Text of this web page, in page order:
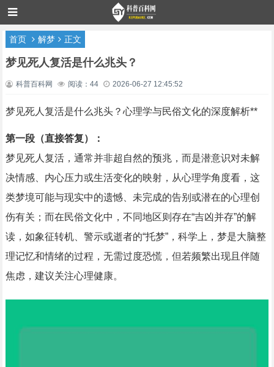
首页 解梦 正文
梦见死人复活是什么兆头？
科普百科网 阅读：44 2026-06-27 12:45:52
梦见死人复活是什么兆头？心理学与民俗文化的深度解析**
第一段（直接答复）：
梦见死人复活，通常并非超自然的预兆，而是潜意识对未解
决情感、内心压力或生活变化的映射，从心理学角度看，这
类梦境可能与现实中的遗憾、未完成的告别或潜在的心理创
伤有关；而在民俗文化中，不同地区则存在“吉凶并存”的解
读，如象征转机、警示或逝者的“托梦”，科学上，梦是大脑整
理记忆和情绪的过程，无需过度恐慌，但若频繁出现且伴随
焦虑，建议关注心理健康。